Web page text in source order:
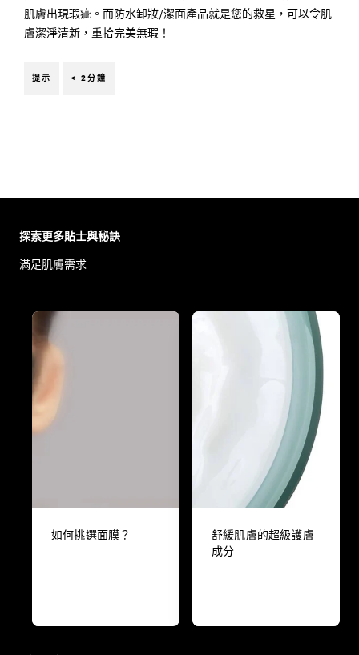
肌膚出現瑕疵。而防水卸妝/潔面產品就是您的救星，可以令肌
膚潔淨清新，重拾完美無瑕！
提示 < 2分鐘
探索更多貼士與秘訣
滿足肌膚需求
如何挑選面膜？
舒緩肌膚的超級護膚
成分